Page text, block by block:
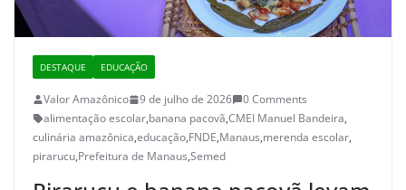
DESTAQUE EDUCAÇÃO
Valor Amazônico 9 de julho de 2026
0 Comments
alimentação escolar,banana pacovã,CMEI Manuel Bandeira,
culinária amazônica,educação,FNDE,Manaus,merenda escolar,
pirarucu,Prefeitura de Manaus,Semed